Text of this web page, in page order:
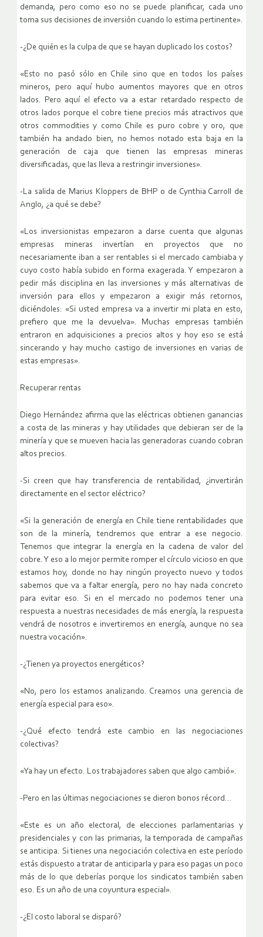
demanda, pero como eso no se puede planificar, cada uno
toma sus decisiones de inversión cuando lo estima pertinente».
-¿De quién es la culpa de que se hayan duplicado los costos?
«Esto no pasó sólo en Chile sino que en todos los países
mineros, pero aquí hubo aumentos mayores que en otros
lados. Pero aquí el efecto va a estar retardado respecto de
otros lados porque el cobre tiene precios más atractivos que
otros commodities y como Chile es puro cobre y oro, que
también ha andado bien, no hemos notado esta baja en la
generación de caja que tienen las empresas mineras
diversificadas, que las lleva a restringir inversiones».
-La salida de Marius Kloppers de BHP o de Cynthia Carroll de
Anglo, ¿a qué se debe?
«Los inversionistas empezaron a darse cuenta que algunas
empresas mineras invertían en proyectos que no
necesariamente iban a ser rentables si el mercado cambiaba y
cuyo costo había subido en forma exagerada. Y empezaron a
pedir más disciplina en las inversiones y más alternativas de
inversión para ellos y empezaron a exigir más retornos,
diciéndoles: «Si usted empresa va a invertir mi plata en esto,
prefiero que me la devuelva». Muchas empresas también
entraron en adquisiciones a precios altos y hoy eso se está
sincerando y hay mucho castigo de inversiones en varias de
estas empresas».
Recuperar rentas
Diego Hernández afirma que las eléctricas obtienen ganancias
a costa de las mineras y hay utilidades que debieran ser de la
minería y que se mueven hacia las generadoras cuando cobran
altos precios.
-Si creen que hay transferencia de rentabilidad, ¿invertirán
directamente en el sector eléctrico?
«Si la generación de energía en Chile tiene rentabilidades que
son de la minería, tendremos que entrar a ese negocio.
Tenemos que integrar la energía en la cadena de valor del
cobre. Y eso a lo mejor permite romper el círculo vicioso en que
estamos hoy, donde no hay ningún proyecto nuevo y todos
sabemos que va a faltar energía, pero no hay nada concreto
para evitar eso. Si en el mercado no podemos tener una
respuesta a nuestras necesidades de más energía, la respuesta
vendrá de nosotros e invertiremos en energía, aunque no sea
nuestra vocación».
-¿Tienen ya proyectos energéticos?
«No, pero los estamos analizando. Creamos una gerencia de
energía especial para eso».
-¿Qué efecto tendrá este cambio en las negociaciones
colectivas?
«Ya hay un efecto. Los trabajadores saben que algo cambió».
-Pero en las últimas negociaciones se dieron bonos récord…
«Este es un año electoral, de elecciones parlamentarias y
presidenciales y con las primarias, la temporada de campañas
se anticipa. Si tienes una negociación colectiva en este período
estás dispuesto a tratar de anticiparla y para eso pagas un poco
más de lo que deberías porque los sindicatos también saben
eso. Es un año de una coyuntura especial».
-¿El costo laboral se disparó?